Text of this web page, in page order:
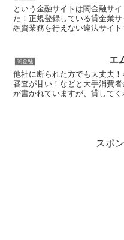
という金融サイトは闇金融サ
た！正規登録している貸金業
融資業務を行えない違法サイ
闇金融 エ
他社に断られた方でも大丈夫
審査が甘い！などと大手消費
が書かれていますが、貸して
スポ